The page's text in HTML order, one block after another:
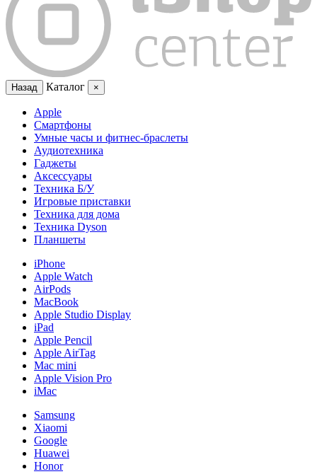
Назад Каталог ×
Apple
Смартфоны
Умные часы и фитнес-браслеты
Аудиотехника
Гаджеты
Аксессуары
Техника Б/У
Игровые приставки
Техника для дома
Техника Dyson
Планшеты
iPhone
Apple Watch
AirPods
MacBook
Apple Studio Display
iPad
Apple Pencil
Apple AirTag
Mac mini
Apple Vision Pro
iMac
Samsung
Xiaomi
Google
Huawei
Honor